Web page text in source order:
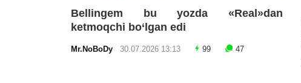
Bellingem bu yozda «Real»dan
ketmoqchi bo‘lgan edi
Mr.NoBoDy 30.07.2026 13:13 99 47